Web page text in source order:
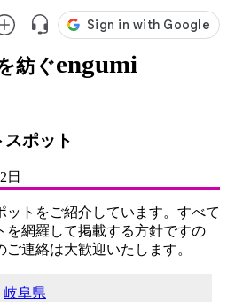
紡ぐengumi
ポット
日
トをご紹介しています。すべて
を網羅して掲載する方針ですの
連絡は大歓迎いたします。
岐阜県